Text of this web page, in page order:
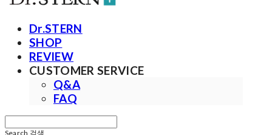
Dr.STERN
SHOP
REVIEW
CUSTOMER SERVICE
Q&A
FAQ
Search 검색